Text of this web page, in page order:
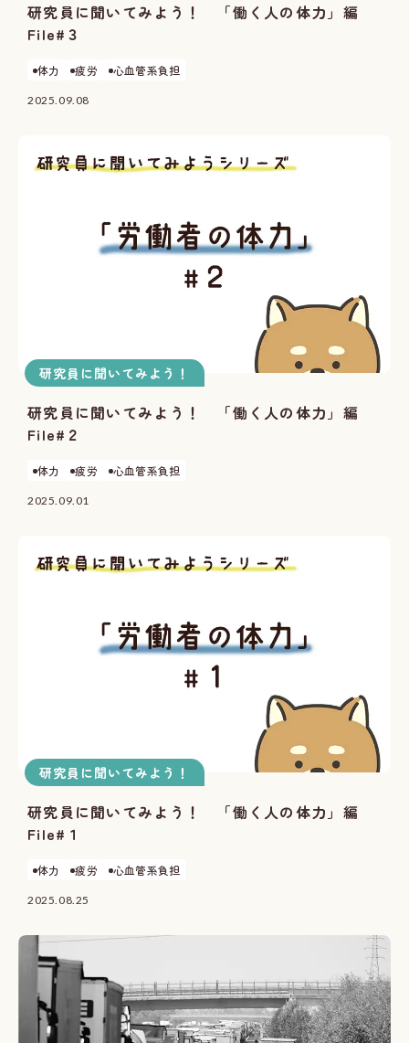
研究員に聞いてみよう！ 「働く人の体力」編
File#３
体力 疲労 心血管系負担
2025.09.08
研究員に聞いてみよう！
研究員に聞いてみよう！ 「働く人の体力」編
File#２
体力 疲労 心血管系負担
2025.09.01
研究員に聞いてみよう！
研究員に聞いてみよう！ 「働く人の体力」編
File#１
体力 疲労 心血管系負担
2025.08.25